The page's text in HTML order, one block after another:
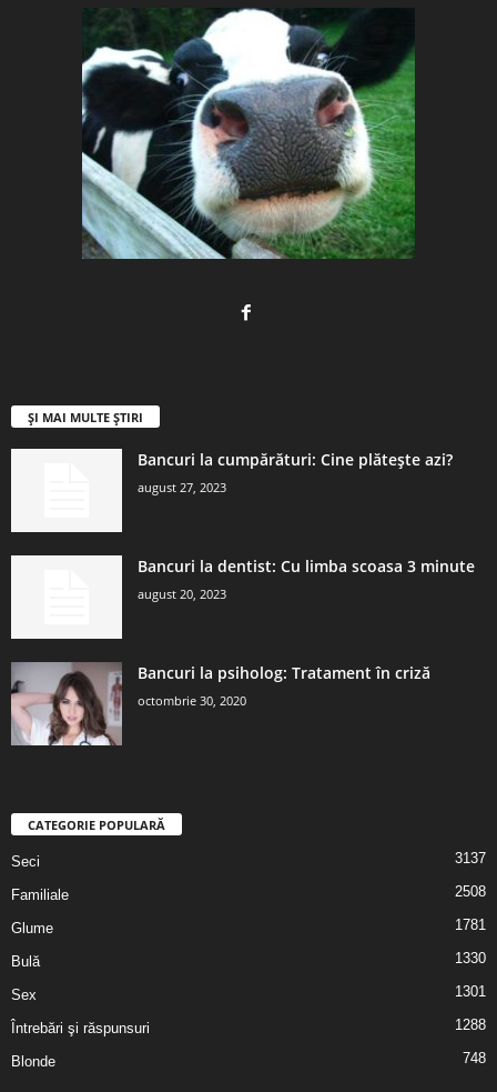
ȘI MAI MULTE ȘTIRI
Bancuri la cumpărături: Cine plătește azi?
august 27, 2023
Bancuri la dentist: Cu limba scoasa 3 minute
august 20, 2023
Bancuri la psiholog: Tratament în criză
octombrie 30, 2020
CATEGORIE POPULARĂ
Seci 3137
Familiale 2508
Glume 1781
Bulă 1330
Sex 1301
Întrebări şi răspunsuri 1288
Blonde 748